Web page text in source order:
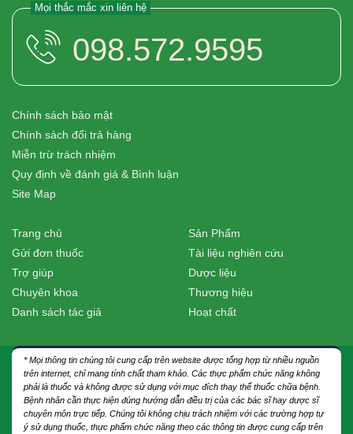
Mọi thắc mắc xin liên hệ
098.572.9595
Chính sách bảo mật
Chính sách đổi trả hàng
Miễn trừ trách nhiệm
Quy định về đánh giá & Bình luận
Site Map
Trang chủ
Gửi đơn thuốc
Trợ giúp
Chuyên khoa
Danh sách tác giả
Sản Phẩm
Tài liệu nghiên cứu
Dược liệu
Thương hiệu
Hoạt chất
* Mọi thông tin chúng tôi cung cấp trên website được tổng hợp từ nhiều nguồn
trên internet, chỉ mang tính chất tham khảo. Các thực phẩm chức năng không
phải là thuốc và không được sử dụng với mục đích thay thế thuốc chữa bệnh.
Bệnh nhân cần thực hiện đúng hướng dẫn điều trị của các bác sĩ hay dược sĩ
chuyên môn trực tiếp. Chúng tôi không chịu trách nhiệm với các trường hợp tự
ý sử dụng thuốc, thực phẩm chức năng theo các thông tin được cung cấp trên